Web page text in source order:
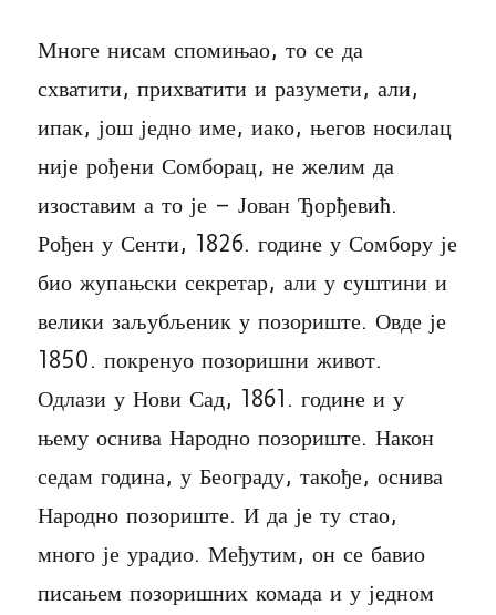
Многе нисам спомињао, то се да
схватити, прихватити и разумети, али,
ипак, још једно име, иако, његов носилац
није рођени Сомборац, не желим да
изоставим а то је – Јован Ђорђевић.
Рођен у Сенти, 1826. године у Сомбору је
био жупањски секретар, али у суштини и
велики заљубљеник у позориште. Овде је
1850. покренуо позоришни живот.
Одлази у Нови Сад, 1861. године и у
њему оснива Народно позориште. Након
седам година, у Београду, такође, оснива
Народно позориште. И да је ту стао,
много је урадио. Међутим, он се бавио
писањем позоришних комада и у једном